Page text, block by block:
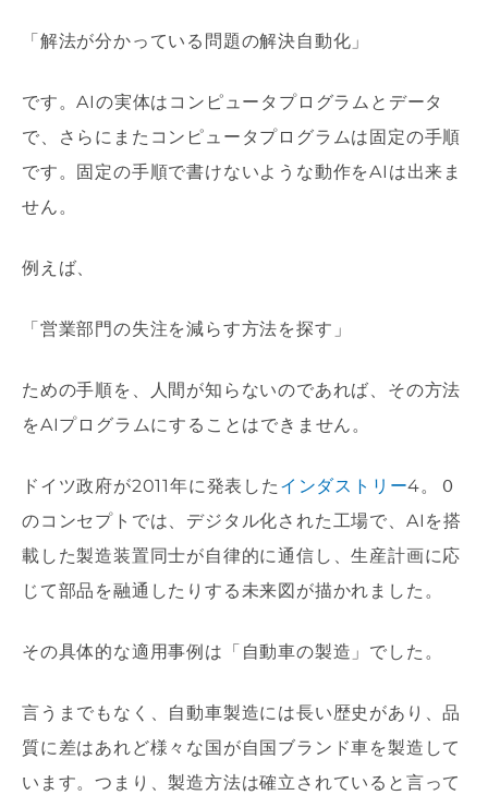
「解法が分かっている問題の解決自動化」
です。AIの実体はコンピュータプログラムとデータ
で、さらにまたコンピュータプログラムは固定の手順
です。固定の手順で書けないような動作をAI は出来ま
せん。
例えば、
「営業部門の失注を減らす方法を探す」
ための手順を、人間が知らないのであれば、その方法
をAIプログラムにすることはできません。
ドイツ政府が2011年に発表した インダストリー4。０
のコンセプトでは、デジタル化された工場で、 AI を搭
載した製造装置同士が自律的に通信し、生産計画に応
じて部品を融通したりする未来図が描かれました。
その具体的な適用事例は「自動車の製造」でした。
言うまでもなく、自動車製造には長い歴史があり、品
質に差はあれど様々な国が自国ブランド車を製造して
います。つまり、製造方法は確立されていると言って